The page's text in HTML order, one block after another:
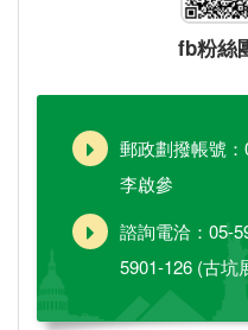
fb粉絲
郵政劃撥帳
李啟參
諮詢電洽：05-
5901-126 (古坑